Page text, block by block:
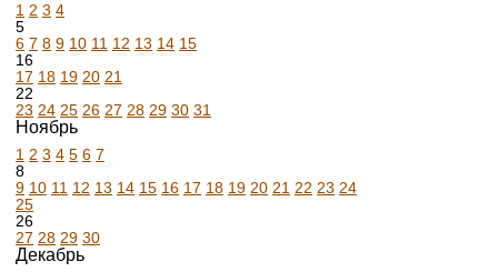
1 2 3 4
5
6 7 8 9 10 11 12 13 14 15
16
17 18 19 20 21
22
23 24 25 26 27 28 29 30 31
Ноябрь
1 2 3 4 5 6 7
8
9 10 11 12 13 14 15 16 17 18 19 20 21 22 23 24
25
26
27 28 29 30
Декабрь